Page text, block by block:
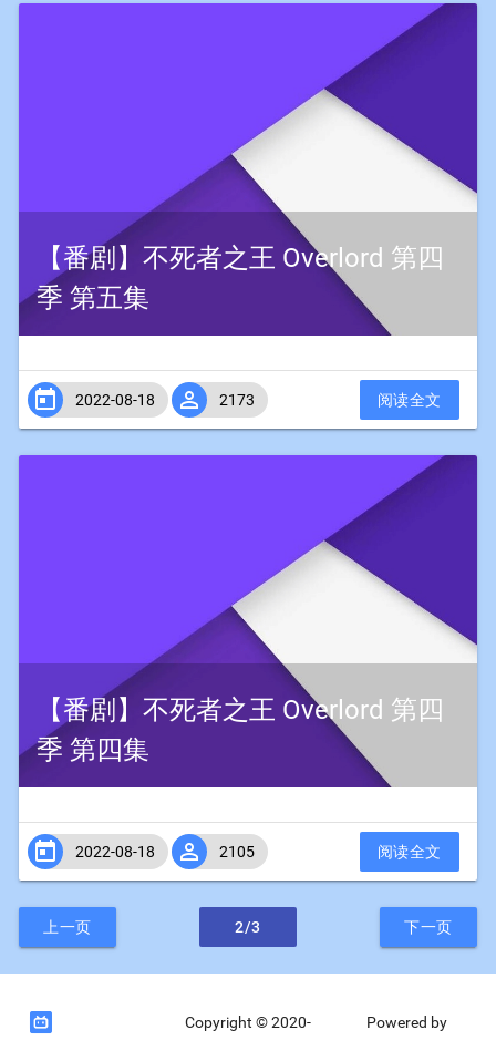
【番剧】不死者之王 Overlord 第四
季 第五集
 2022-08-18  2173 阅读全文
【番剧】不死者之王 Overlord 第四
季 第四集
 2022-08-18  2105 阅读全文
上一页 2/3 下一页
 Copyright © 2020- Powered by